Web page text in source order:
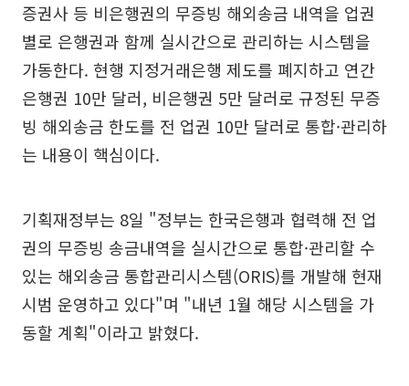
증권사 등 비은행권의 무증빙 해외송금 내역을 업권
별로 은행권과 함께 실시간으로 관리하는 시스템을
가동한다. 현행 지정거래은행 제도를 폐지하고 연간
은행권 10만 달러, 비은행권 5만 달러로 규정된 무증
빙 해외송금 한도를 전 업권 10만 달러로 통합·관리하
는 내용이 핵심이다.
기획재정부는 8일 "정부는 한국은행과 협력해 전 업
권의 무증빙 송금내역을 실시간으로 통합·관리할 수
있는 해외송금 통합관리시스템(ORIS)를 개발해 현재
시범 운영하고 있다"며 "내년 1월 해당 시스템을 가
동할 계획"이라고 밝혔다.